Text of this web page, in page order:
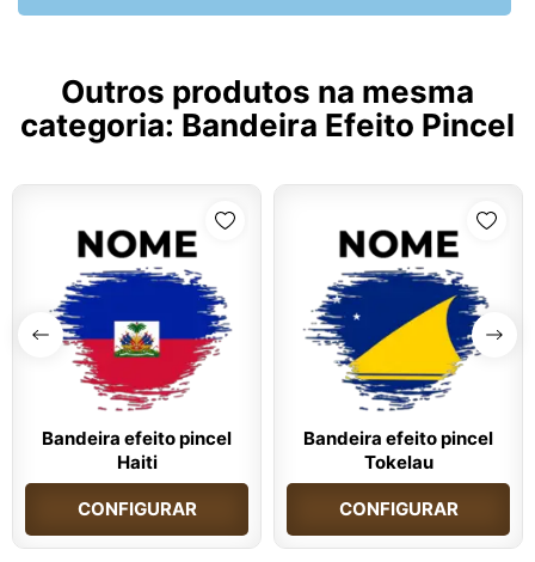
Outros produtos na mesma
categoria: Bandeira Efeito Pincel
Bandeira efeito pincel
Haiti
CONFIGURAR
Bandeira efeito pincel
Tokelau
CONFIGURAR